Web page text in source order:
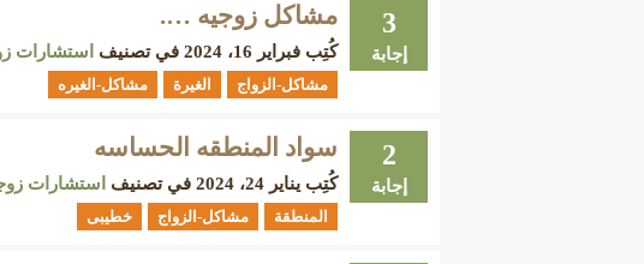
3
إجابة
مشاكل زوجيه ….
كُتِب فبراير 16، 2024 في تصنيف استشارات
مشاكل-الزواج الغيرة مشاكل-الغيره
2
إجابة
سواد المنطقه الحساسه
كُتِب يناير 24، 2024 في تصنيف استشارات
المنطقة مشاكل-الزواج خطيبى